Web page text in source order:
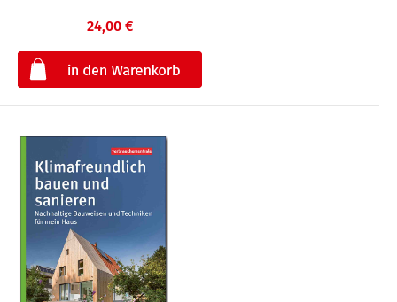
24,00 €